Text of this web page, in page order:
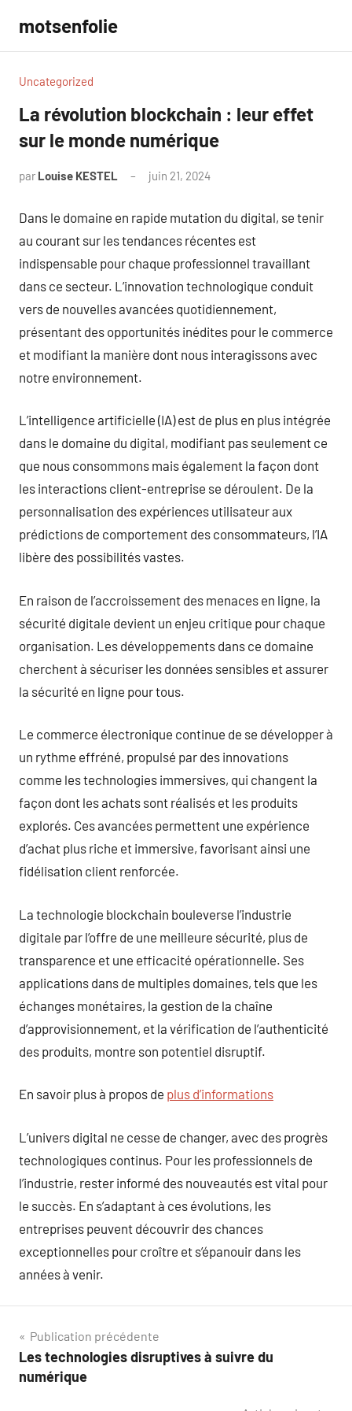
contenu
motsenfolie
Uncategorized
La révolution blockchain : leur effet
sur le monde numérique
par Louise KESTEL juin 21, 2024
Dans le domaine en rapide mutation du digital, se tenir
au courant sur les tendances récentes est
indispensable pour chaque professionnel travaillant
dans ce secteur. L’innovation technologique conduit
vers de nouvelles avancées quotidiennement,
présentant des opportunités inédites pour le commerce
et modifiant la manière dont nous interagissons avec
notre environnement.
L’intelligence artificielle (IA) est de plus en plus intégrée
dans le domaine du digital, modifiant pas seulement ce
que nous consommons mais également la façon dont
les interactions client-entreprise se déroulent. De la
personnalisation des expériences utilisateur aux
prédictions de comportement des consommateurs, l’IA
libère des possibilités vastes.
En raison de l’accroissement des menaces en ligne, la
sécurité digitale devient un enjeu critique pour chaque
organisation. Les développements dans ce domaine
cherchent à sécuriser les données sensibles et assurer
la sécurité en ligne pour tous.
Le commerce électronique continue de se développer à
un rythme effréné, propulsé par des innovations
comme les technologies immersives, qui changent la
façon dont les achats sont réalisés et les produits
explorés. Ces avancées permettent une expérience
d’achat plus riche et immersive, favorisant ainsi une
fidélisation client renforcée.
La technologie blockchain bouleverse l’industrie
digitale par l’offre de une meilleure sécurité, plus de
transparence et une efficacité opérationnelle. Ses
applications dans de multiples domaines, tels que les
échanges monétaires, la gestion de la chaîne
d’approvisionnement, et la vérification de l’authenticité
des produits, montre son potentiel disruptif.
En savoir plus à propos de plus d’informations
L’univers digital ne cesse de changer, avec des progrès
technologiques continus. Pour les professionnels de
l’industrie, rester informé des nouveautés est vital pour
le succès. En s’adaptant à ces évolutions, les
entreprises peuvent découvrir des chances
exceptionnelles pour croître et s’épanouir dans les
années à venir.
Navigation
de
Publication précédente
Les technologies disruptives à suivre du
numérique